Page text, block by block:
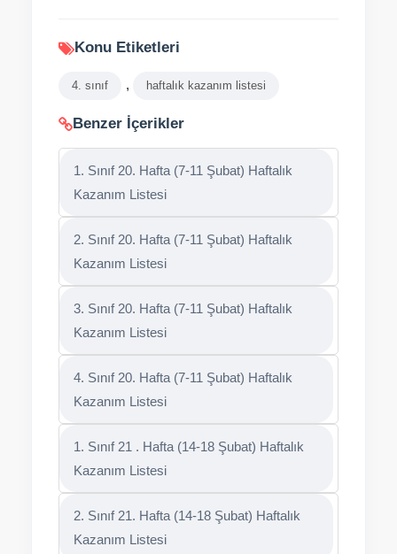
Konu Etiketleri
4. sınıf , haftalık kazanım listesi
Benzer İçerikler
1. Sınıf 20. Hafta (7-11 Şubat) Haftalık
Kazanım Listesi
2. Sınıf 20. Hafta (7-11 Şubat) Haftalık
Kazanım Listesi
3. Sınıf 20. Hafta (7-11 Şubat) Haftalık
Kazanım Listesi
4. Sınıf 20. Hafta (7-11 Şubat) Haftalık
Kazanım Listesi
1. Sınıf 21 . Hafta (14-18 Şubat) Haftalık
Kazanım Listesi
2. Sınıf 21. Hafta (14-18 Şubat) Haftalık
Kazanım Listesi